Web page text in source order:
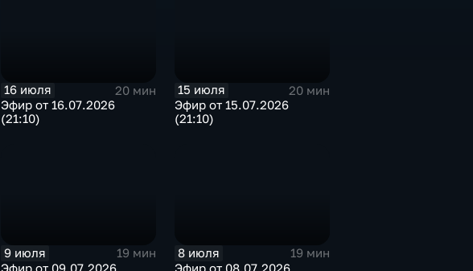
16 июля
20 мин
Эфир от 16.07.2026
(21:10)
15 июля
20 мин
Эфир от 15.07.2026
(21:10)
9 июля
19 мин
Эфир от 09.07.2026
8 июля
19 мин
Эфир от 08.07.2026